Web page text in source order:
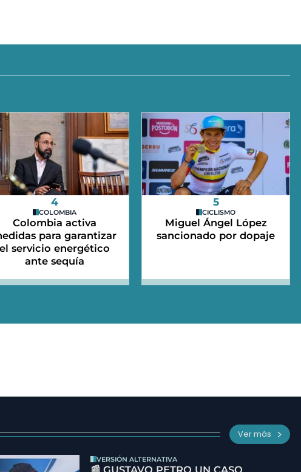
4
COLOMBIA
Colombia activa
para garantizar
el servicio energético
ante sequía
5
CICLISMO
Miguel Ángel López
sancionado por dopaje
Ver más
VERSIÓN ALTERNATIVA